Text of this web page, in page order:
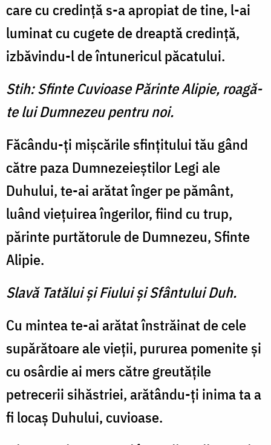
care cu credinţă s-a apropiat de tine, l-ai
luminat cu cugete de dreaptă credinţă,
izbăvindu-l de întunericul păcatului.
Stih: Sfinte Cuvioase Părinte Alipie, roagă-
te lui Dumnezeu pentru noi.
Făcându-ţi mişcările sfinţitului tău gând
către paza Dumnezeieştilor Legi ale
Duhului, te-ai arătat înger pe pământ,
luând vieţuirea îngerilor, fiind cu trup,
părinte purtătorule de Dumnezeu, Sfinte
Alipie.
Slavă Tatălui şi Fiului şi Sfântului Duh.
Cu mintea te-ai arătat înstrăinat de cele
supărătoare ale vieţii, pururea pomenite şi
cu osârdie ai mers către greutăţile
petrecerii sihăstriei, arătându-ţi inima ta a
fi locaş Duhului, cuvioase.